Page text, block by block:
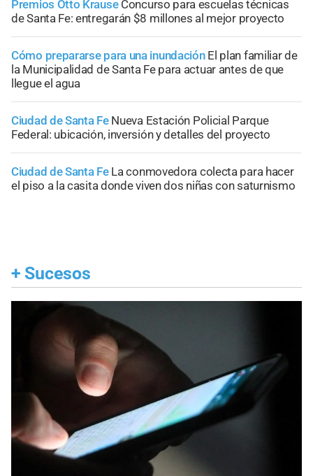
Premios Otto Krause Concurso para escuelas técnicas
de Santa Fe: entregarán $8 millones al mejor proyecto
Cómo prepararse para una inundación El plan familiar de
la Municipalidad de Santa Fe para actuar antes de que
llegue el agua
Ciudad de Santa Fe Nueva Estación Policial Parque
Federal: ubicación, inversión y detalles del proyecto
Ciudad de Santa Fe La conmovedora colecta para hacer
el piso a la casita donde viven dos niñas con saturnismo
+ Sucesos